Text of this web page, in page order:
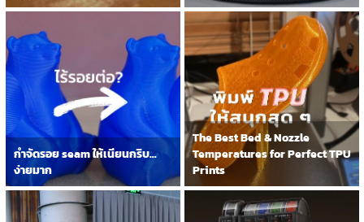
กำจัดรอย seam ให้เนียนกริบ…
ง่ายมาก
The Best Bed & Nozzle
Temperatures for Perfect TPU
Prints